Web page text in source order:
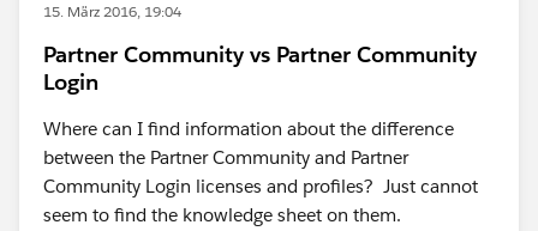
15. März 2016, 19:04
Partner Community vs Partner Community
Login
Where can I find information about the difference
between the Partner Community and Partner
Community Login licenses and profiles? Just cannot
seem to find the knowledge sheet on them.